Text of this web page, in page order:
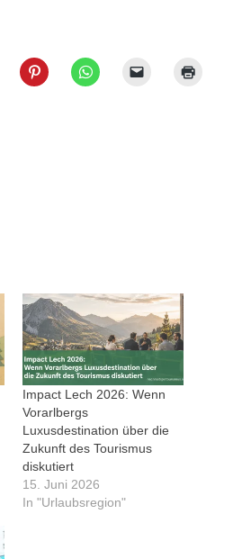
Impact Lech 2026: Wenn
Vorarlbergs
Luxusdestination über die
Zukunft des Tourismus
diskutiert
15. Juni 2026
In "Urlaubsregion"